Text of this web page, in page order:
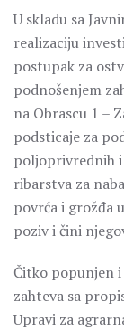
U skladu sa
realizaciju
postupak za
podnošenjem
na Obrascu 1 –
podsticaje za
poljoprivrednih
ribarstva za
povrća i grožđa
poziv i čini
Čitko popunjen
zahteva sa
Upravi za